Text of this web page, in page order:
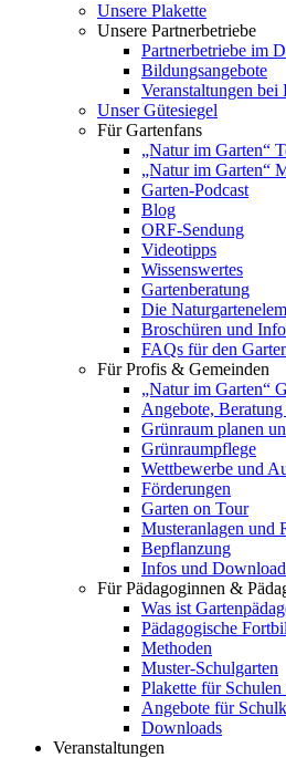
Unsere Plakette
Unsere Partnerbetriebe
Partnerbetriebe im
Bildungsangebote
Veranstaltungen bei
Unser Gütesiegel
Für Gartenfans
„Natur im Garten“
„Natur im Garten“
Garten-Podcast
Blog
ORF-Sendung
Videotipps
Wissenswertes
Gartenberatung
Die
Broschüren und
FAQs für den
Für Profis & Gemeinden
„Natur im Garten“
Angebote,
Grünraum planen
Grünraumpflege
Wettbewerbe und
Förderungen
Garten on Tour
Musteranlagen und
Bepflanzung
Infos und
Für Pädagoginnen &
Was ist
Pädagogische
Methoden
Muster-Schulgarten
Plakette für
Angebote für
Downloads
Veranstaltungen